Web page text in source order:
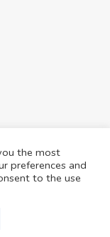
the most
preferences and
to the use